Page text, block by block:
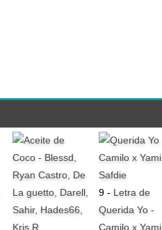
9 - Letra de
Querida Yo -
Camilo x Yami